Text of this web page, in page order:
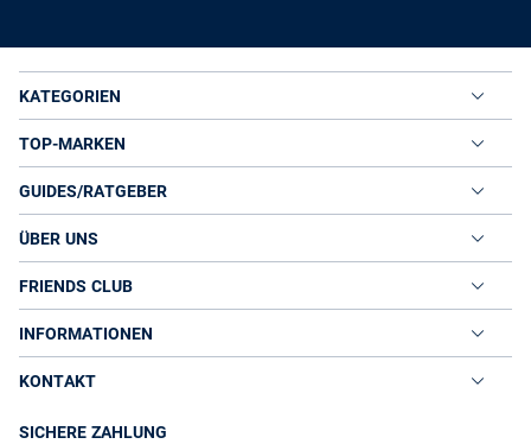
KATEGORIEN
TOP-MARKEN
GUIDES/RATGEBER
ÜBER UNS
FRIENDS CLUB
INFORMATIONEN
KONTAKT
SICHERE ZAHLUNG